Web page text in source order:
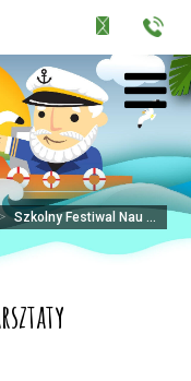
> Szkolny Festiwal Nau ...